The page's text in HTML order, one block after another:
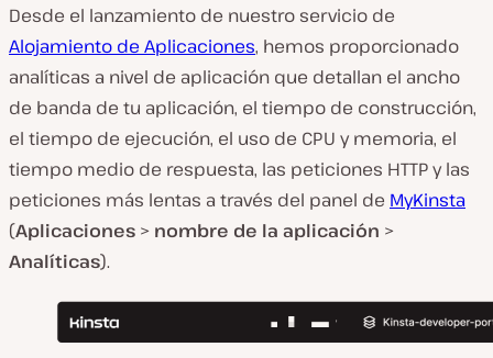
Desde el lanzamiento de nuestro servicio de
Alojamiento de Aplicaciones, hemos proporcionado
analíticas a nivel de aplicación que detallan el ancho
de banda de tu aplicación, el tiempo de construcción,
el tiempo de ejecución, el uso de CPU y memoria, el
tiempo medio de respuesta, las peticiones HTTP y las
peticiones más lentas a través del panel de MyKinsta
(Aplicaciones > nombre de la aplicación >
Analíticas).